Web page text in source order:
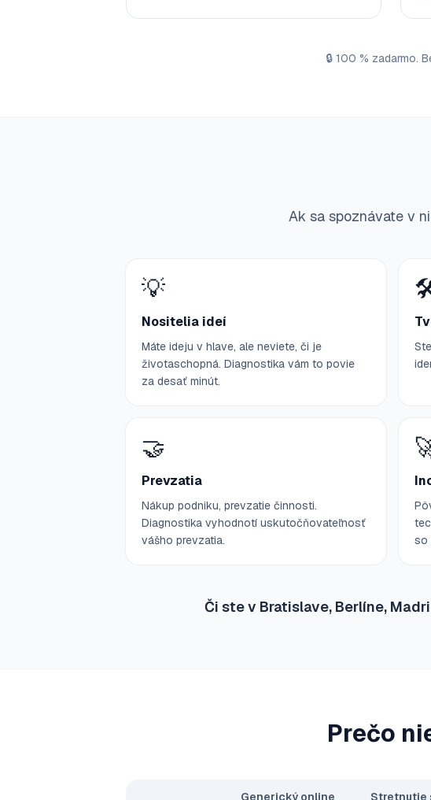
🔒 100 % zadarmo.
Ak sa spoznávate v
💡
Nositelia ideí
Máte ideju v hlave, ale neviete, či je
životaschopná. Diagnostika vám to povie
za desať minút.
🤝
Prevzatia
Nákup podniku, prevzatie činnosti.
Diagnostika vyhodnotí uskutočňovateľnosť
vášho prevzatia.
so
Či ste v Bratislave, Berlíne,
Prečo
Generický online Stretnutie